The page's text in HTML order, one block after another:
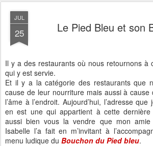
JUL
25 Le Pied Bleu et son
Il y a des restaurants où nous retournons à
qui y est servie.
Et il y a la catégorie des restaurants que
cause de leur nourriture mais aussi à
l’âme à l’endroit. Aujourd’hui, l’adresse
en est une qui appartient à cette dernière
aussi bien vous la vendre que mon amie
Isabelle l’a fait en m’invitant à
menu ludique du Bouchon du Pied bleu.